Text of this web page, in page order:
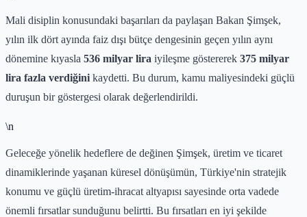
Mali disiplin konusundaki başarıları da paylaşan Bakan Şimşek,
yılın ilk dört ayında faiz dışı bütçe dengesinin geçen yılın aynı
dönemine kıyasla 536 milyar lira iyileşme göstererek 375 milyar
lira fazla verdiğini kaydetti. Bu durum, kamu maliyesindeki güçlü
duruşun bir göstergesi olarak değerlendirildi.
\n
Geleceğe yönelik hedeflere de değinen Şimşek, üretim ve ticaret
dinamiklerinde yaşanan küresel dönüşümün, Türkiye'nin stratejik
konumu ve güçlü üretim-ihracat altyapısı sayesinde orta vadede
önemli fırsatlar sunduğunu belirtti. Bu fırsatları en iyi şekilde